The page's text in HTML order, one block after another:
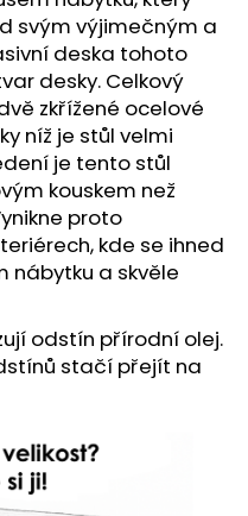
svým výjimečným a
deska tohoto
desky. Celkový
zkřížené ocelové
níž je stůl velmi
je tento stůl
kouskem než
proto
kde se ihned
nábytku a skvěle
odstín přírodní olej.
stačí přejít na